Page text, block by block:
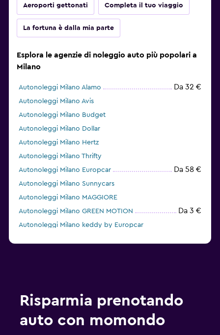
Aeroporti gettonati Completa il tuo viaggio
La fortuna è dalla mia parte
Esplora le agenzie di noleggio auto più popolari a
Milano
Autonoleggi Milano Alamo Da 32 €
Autonoleggi Milano Avis
Autonoleggi Milano Budget
Autonoleggi Milano Dollar
Autonoleggi Milano Hertz
Autonoleggi Milano Thrifty
Autonoleggi Milano Europcar
Da 58 €
Autonoleggi Milano Sunnycars
Autonoleggi Milano MAGGIORE
Autonoleggi Milano GREEN MOTION
Da 3 €
Autonoleggi Milano keddy by Europcar
Risparmia prenotando
auto con momondo